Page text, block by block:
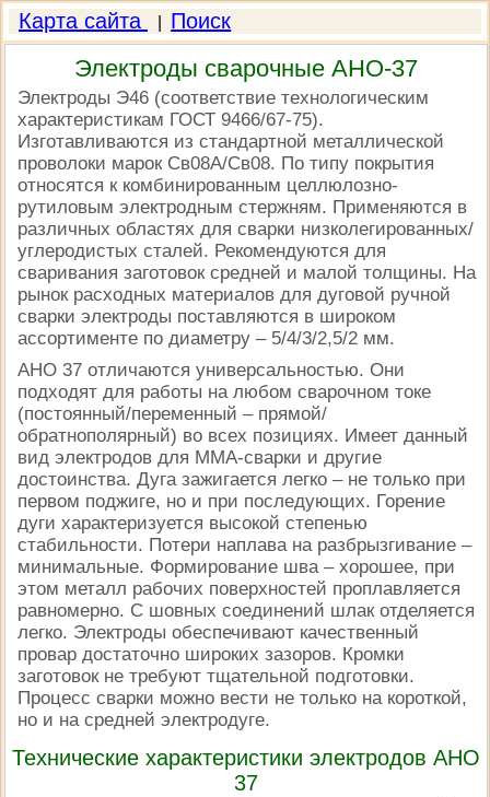
Карта сайта Поиск
Электроды сварочные АНО-37
Электроды Э46 (соответствие технологическим
характеристикам ГОСТ 9466/67-75).
Изготавливаются из стандартной металлической
проволоки марок Св08А/Св08. По типу покрытия
относятся к комбинированным целлюлозно-
рутиловым электродным стержням. Применяются в
различных областях для сварки низколегированных/
углеродистых сталей. Рекомендуются для
сваривания заготовок средней и малой толщины. На
рынок расходных материалов для дуговой ручной
сварки электроды поставляются в широком
ассортименте по диаметру – 5/4/3/2,5/2 мм.
АНО 37 отличаются универсальностью. Они
подходят для работы на любом сварочном токе
(постоянный/переменный – прямой/
обратнополярный) во всех позициях. Имеет данный
вид электродов для ММА-сварки и другие
достоинства. Дуга зажигается легко – не только при
первом поджиге, но и при последующих. Горение
дуги характеризуется высокой степенью
стабильности. Потери наплава на разбрызгивание –
минимальные. Формирование шва – хорошее, при
этом металл рабочих поверхностей проплавляется
равномерно. С шовных соединений шлак отделяется
легко. Электроды обеспечивают качественный
провар достаточно широких зазоров. Кромки
заготовок не требуют тщательной подготовки.
Процесс сварки можно вести не только на короткой,
но и на средней электродуге.
Технические характеристики электродов АНО
37